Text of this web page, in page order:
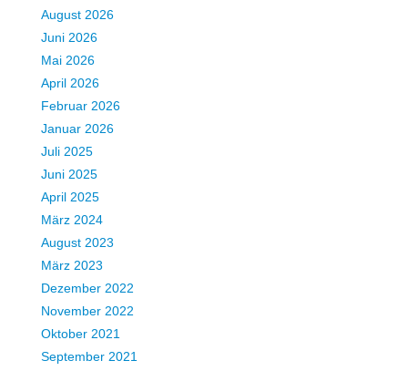
August 2026
Juni 2026
Mai 2026
April 2026
Februar 2026
Januar 2026
Juli 2025
Juni 2025
April 2025
März 2024
August 2023
März 2023
Dezember 2022
November 2022
Oktober 2021
September 2021